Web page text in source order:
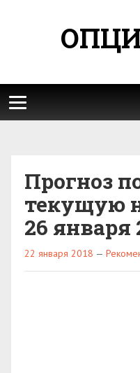
Прогноз
текущую
26 января
22 января 2018 —